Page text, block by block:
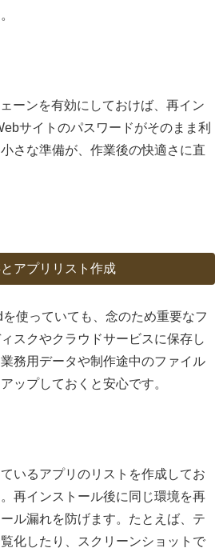
ーンを有効にしておけば、再イン
サイトのパスワードがそのまま利
さな準備が、作業後の快適さに直
アプリリスト作成
使っていても、念のため重要なフ
スクやクラウドサービスに保存し
務用データや制作途中のファイル
ップしておくと安心です。
いるアプリのリストを作成してお
再インストール後に同じ環境を再
ル漏れを防げます。たとえば、テ
化したり、スクリーンショットで